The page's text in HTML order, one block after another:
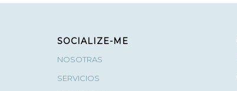
SOCIALIZE-ME
NOSOTRAS
SERVICIOS